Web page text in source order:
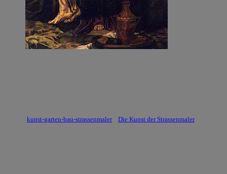
kunst-garten-bau-strassenmaler Die Kunst der Strassenmaler